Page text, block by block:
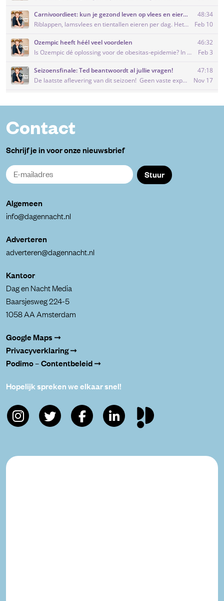
Contact
Schrijf je in voor onze nieuwsbrief
Stuur
Algemeen
info@dagennacht.nl
Adverteren
adverteren@dagennacht.nl
Kantoor
Dag en Nacht Media
Baarsjesweg 224-5
1058 AA Amsterdam
Google Maps ➞
Privacyverklaring ➞
Podimo – Contentbeleid ➞
Hopelijk spreken we elkaar snel!